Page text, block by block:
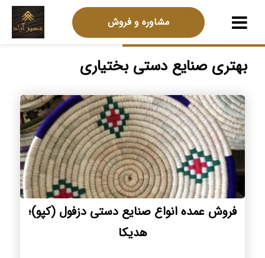
مشاوره و فروش
بهتری صنایع دستی بختیاری
فروش عمده انواع صنایع دستی دزفول (کپو)؛
هدیکا